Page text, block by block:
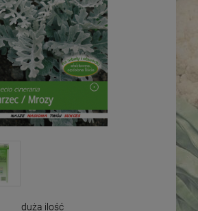
duża ilość